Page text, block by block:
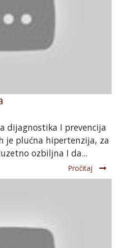
dijagnostika I prevencija
je plućna hipertenzija, za
ozbiljna I da...
Pročitaj